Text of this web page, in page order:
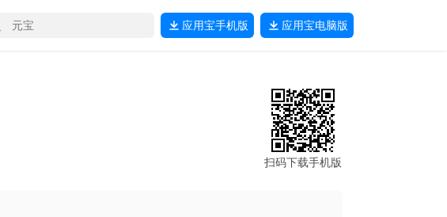
应用宝手机版 应用宝电脑版
扫码下载手机版